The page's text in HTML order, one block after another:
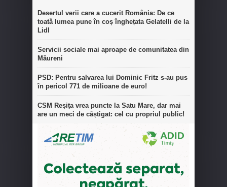
Desertul verii care a cucerit România: De ce
toată lumea pune în coș înghețata Gelatelli de la
Lidl
Servicii sociale mai aproape de comunitatea din
Măureni
PSD: Pentru salvarea lui Dominic Fritz s-au pus
în pericol 771 de milioane de euro!
CSM Reșița vrea puncte la Satu Mare, dar mai
are un meci de câștigat: cel cu propriul public!